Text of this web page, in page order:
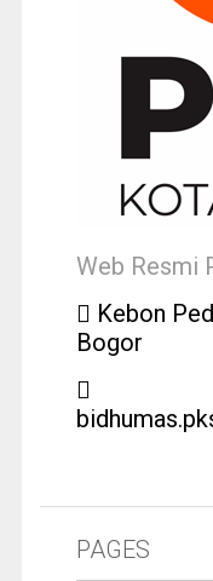
Web Resmi
Kebon
Bogor
PAGES